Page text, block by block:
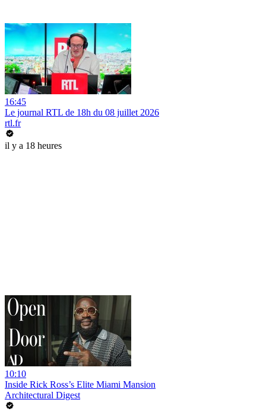
16:45
Le journal RTL de 18h du 08 juillet 2026
rtl.fr
il y a 18 heures
10:10
Inside Rick Ross’s Elite Miami Mansion
Architectural Digest